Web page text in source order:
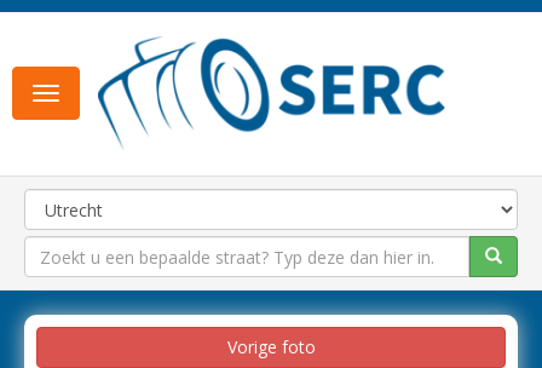
Toggle
navigation
Vorige foto